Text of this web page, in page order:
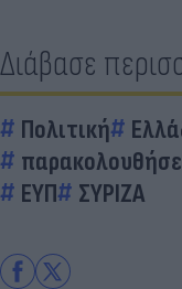
Διάβασε
Πολιτική
ΕΥΠ
ΣΥΡΙΖΑ